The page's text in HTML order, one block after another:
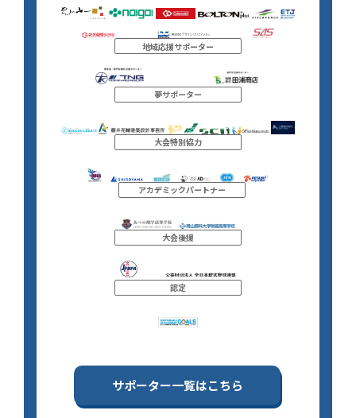
地域応援サポーター
夢サポーター
大会特別協力
アカデミックパートナー
大会後援
認定
サポーター一覧はこちら